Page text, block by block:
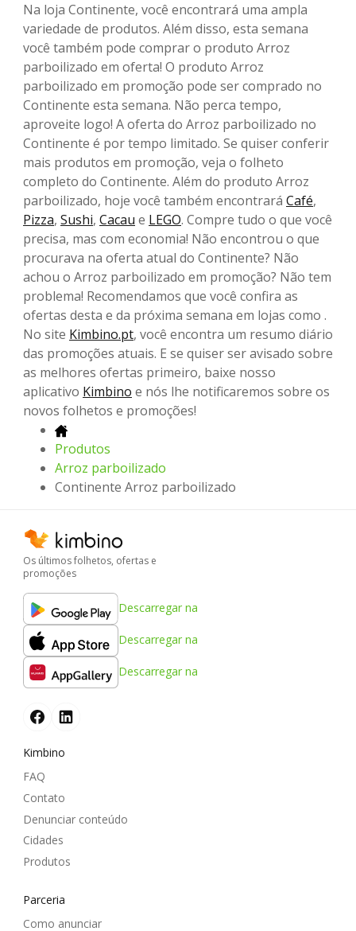
Na loja Continente, você encontrará uma ampla
variedade de produtos. Além disso, esta semana
você também pode comprar o produto Arroz
parboilizado em oferta! O produto Arroz
parboilizado em promoção pode ser comprado no
Continente esta semana. Não perca tempo,
aproveite logo! A oferta do Arroz parboilizado no
Continente é por tempo limitado. Se quiser conferir
mais produtos em promoção, veja o folheto
completo do Continente. Além do produto Arroz
parboilizado, hoje você também encontrará Café,
Pizza, Sushi, Cacau e LEGO. Compre tudo o que você
precisa, mas com economia! Não encontrou o que
procurava na oferta atual do Continente? Não
achou o Arroz parboilizado em promoção? Não tem
problema! Recomendamos que você confira as
ofertas desta e da próxima semana em lojas como .
No site Kimbino.pt, você encontra um resumo diário
das promoções atuais. E se quiser ser avisado sobre
as melhores ofertas primeiro, baixe nosso
aplicativo Kimbino e nós lhe notificaremos sobre os
novos folhetos e promoções!
Produtos
Arroz parboilizado
Continente Arroz parboilizado
Os últimos folhetos, ofertas e
promoções
Descarregar na
Descarregar na
Descarregar na
Kimbino
FAQ
Contato
Denunciar conteúdo
Cidades
Produtos
Parceria
Como anunciar